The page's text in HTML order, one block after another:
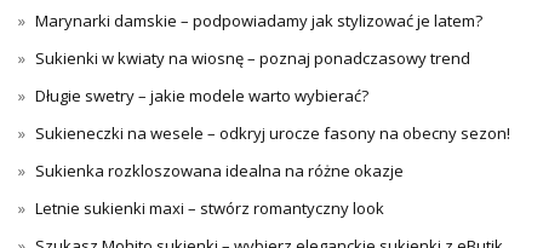
Marynarki damskie – podpowiadamy jak stylizować je latem?
Sukienki w kwiaty na wiosnę – poznaj ponadczasowy trend
Długie swetry – jakie modele warto wybierać?
Sukieneczki na wesele – odkryj urocze fasony na obecny sezon!
Sukienka rozkloszowana idealna na różne okazje
Letnie sukienki maxi – stwórz romantyczny look